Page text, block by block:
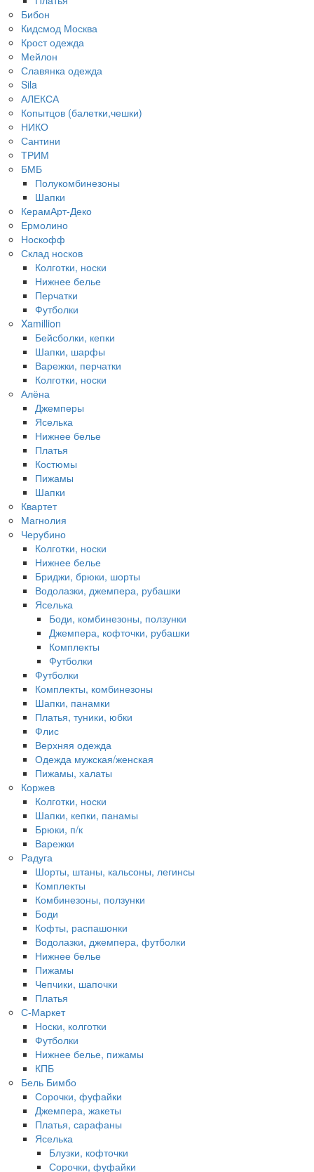
Бибон
Кидсмод Москва
Крост одежда
Мейлон
Славянка одежда
Sila
АЛЕКСА
Копытцов (балетки,чешки)
НИКО
Сантини
ТРИМ
БМБ
Полукомбинезоны
Шапки
КерамАрт-Деко
Ермолино
Носкофф
Склад носков
Колготки, носки
Нижнее белье
Перчатки
Футболки
Xamillion
Бейсболки, кепки
Шапки, шарфы
Варежки, перчатки
Колготки, носки
Алёна
Джемперы
Яселька
Нижнее белье
Платья
Костюмы
Пижамы
Шапки
Квартет
Магнолия
Черубино
Колготки, носки
Нижнее белье
Бриджи, брюки, шорты
Водолазки, джемпера, рубашки
Яселька
Боди, комбинезоны, ползунки
Джемпера, кофточки, рубашки
Комплекты
Футболки
Футболки
Комплекты, комбинезоны
Шапки, панамки
Платья, туники, юбки
Флис
Верхняя одежда
Одежда мужская/женская
Пижамы, халаты
Коржев
Колготки, носки
Шапки, кепки, панамы
Брюки, п/к
Варежки
Радуга
Шорты, штаны, кальсоны, легинсы
Комплекты
Комбинезоны, ползунки
Боди
Кофты, распашонки
Водолазки, джемпера, футболки
Нижнее белье
Пижамы
Чепчики, шапочки
Платья
С-Маркет
Носки, колготки
Футболки
Нижнее белье, пижамы
КПБ
Бель Бимбо
Сорочки, фуфайки
Джемпера, жакеты
Платья, сарафаны
Яселька
Блузки, кофточки
Сорочки, фуфайки